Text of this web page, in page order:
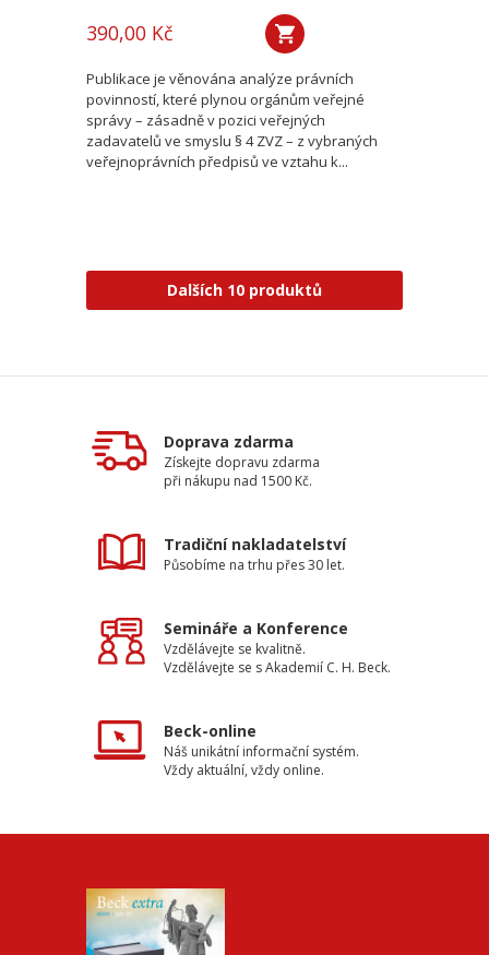
390,00 Kč
Publikace je věnována analýze právních
povinností, které plynou orgánům veřejné
správy – zásadně v pozici veřejných
zadavatelů ve smyslu § 4 ZVZ – z vybraných
veřejnoprávních předpisů ve vztahu k...
Dalších 10 produktů
Doprava zdarma
Získejte dopravu zdarma
při nákupu nad 1500 Kč.
Tradiční nakladatelství
Působíme na trhu přes 30 let.
Semináře a Konference
Vzdělávejte se kvalitně.
Vzdělávejte se s Akademií C. H. Beck.
Beck-online
Náš unikátní informační systém.
Vždy aktuální, vždy online.